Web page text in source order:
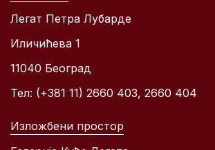
Легат Петра Лубарде
Иличићева 1
11040 Београд
Тел: (+381 11) 2660 403, 2660 404
Изложбени простор